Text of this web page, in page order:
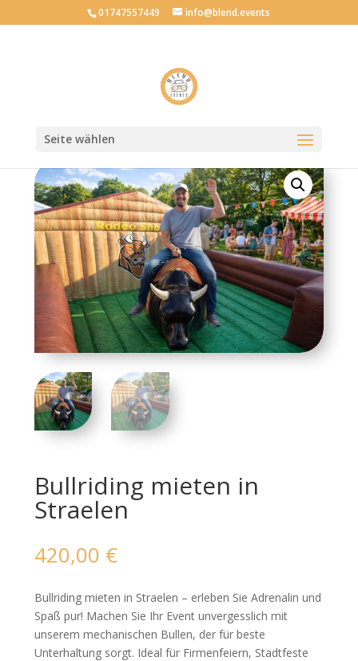
01747557449 info@blend.events
Seite wählen
Mietartikel
Bullriding mieten in
Straelen
420,00 €
Bullriding mieten in Straelen – erleben Sie Adrenalin und
Spaß pur! Machen Sie Ihr Event unvergesslich mit
unserem mechanischen Bullen, der für beste
Unterhaltung sorgt. Ideal für Firmenfeiern, Stadtfeste